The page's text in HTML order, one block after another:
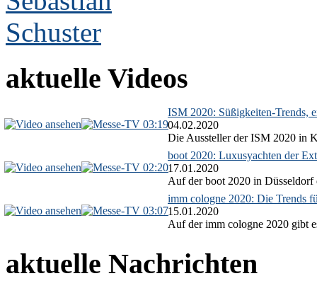
aktuelle Videos
03:19
ISM 2020: Süßigkeiten-Trends,
04.02.2020
Die Aussteller der ISM 2020 in
02:20
boot 2020: Luxusyachten der
17.01.2020
Auf der boot 2020 in Düsseldorf
03:07
imm cologne 2020: Die Trends
15.01.2020
Auf der imm cologne 2020 gibt
aktuelle Nachrichten